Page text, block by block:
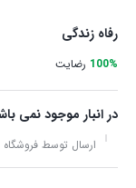
رفاه زندگی
100% رضایت
در انبار موجود نمی
ارسال توسط فروشگاه